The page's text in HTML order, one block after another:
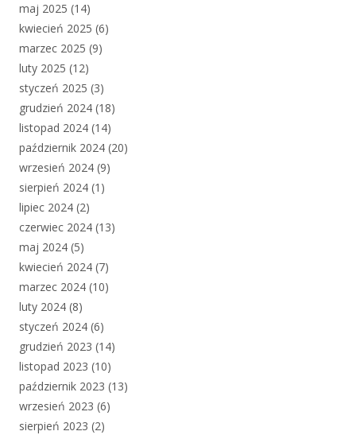
maj 2025 (14)
kwiecień 2025 (6)
marzec 2025 (9)
luty 2025 (12)
styczeń 2025 (3)
grudzień 2024 (18)
listopad 2024 (14)
październik 2024 (20)
wrzesień 2024 (9)
sierpień 2024 (1)
lipiec 2024 (2)
czerwiec 2024 (13)
maj 2024 (5)
kwiecień 2024 (7)
marzec 2024 (10)
luty 2024 (8)
styczeń 2024 (6)
grudzień 2023 (14)
listopad 2023 (10)
październik 2023 (13)
wrzesień 2023 (6)
sierpień 2023 (2)